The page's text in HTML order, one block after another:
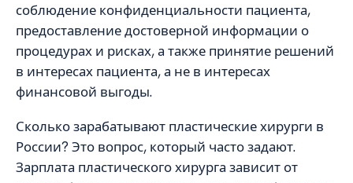
соблюдение конфиденциальности пациента,
предоставление достоверной информации о
процедурах и рисках, а также принятие решений
в интересах пациента, а не в интересах
финансовой выгоды.
Сколько зарабатывают пластические хирурги в
России? Это вопрос, который часто задают.
Зарплата пластического хирурга зависит от